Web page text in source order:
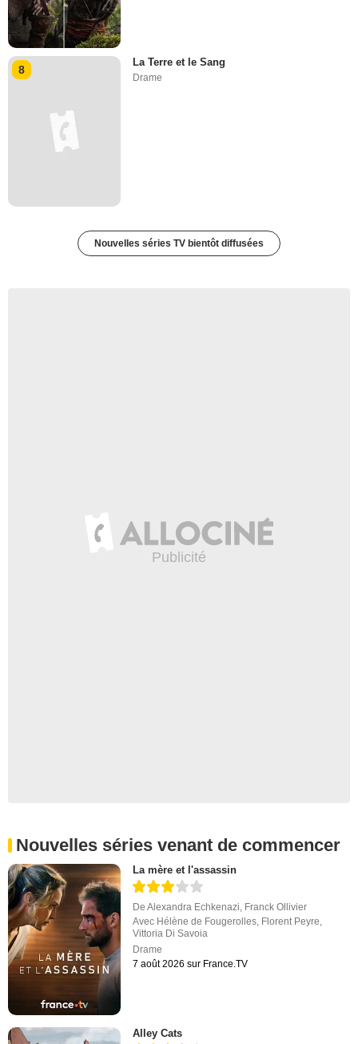
8
La Terre et le Sang
Drame
Nouvelles séries TV bientôt diffusées
Nouvelles séries venant de commencer
La mère et l'assassin
DeAlexandra Echkenazi, Franck Ollivier
Avec Hélène de Fougerolles, Florent Peyre,
Vittoria Di Savoia
Drame
7 août 2026 sur France.TV
Alley Cats